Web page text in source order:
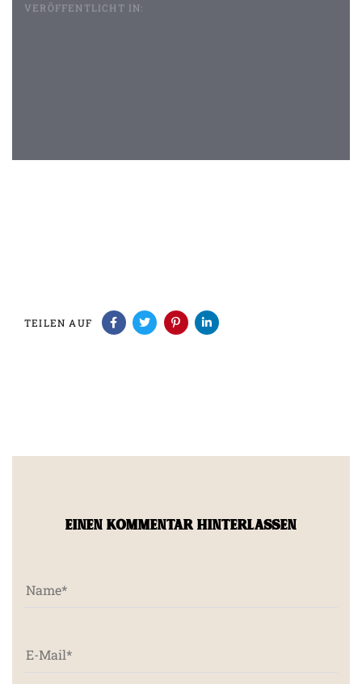
VERÖFFENTLICHT IN:
TEILEN AUF
EINEN KOMMENTAR HINTERLASSEN